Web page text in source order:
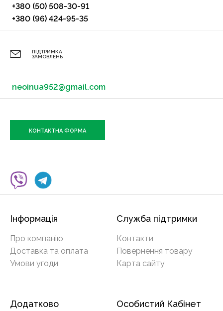
+380 (50) 508-30-91
+380 (96) 424-95-35
ПІДТРИМКА
ЗАМОВЛЕНЬ
neoinua952@gmail.com
КОНТАКТНА ФОРМА
Інформація
Про компанію
Доставка та оплата
Умови угоди
Служба підтримки
Контакти
Повернення товару
Карта сайту
Додатково Особистий Кабінет